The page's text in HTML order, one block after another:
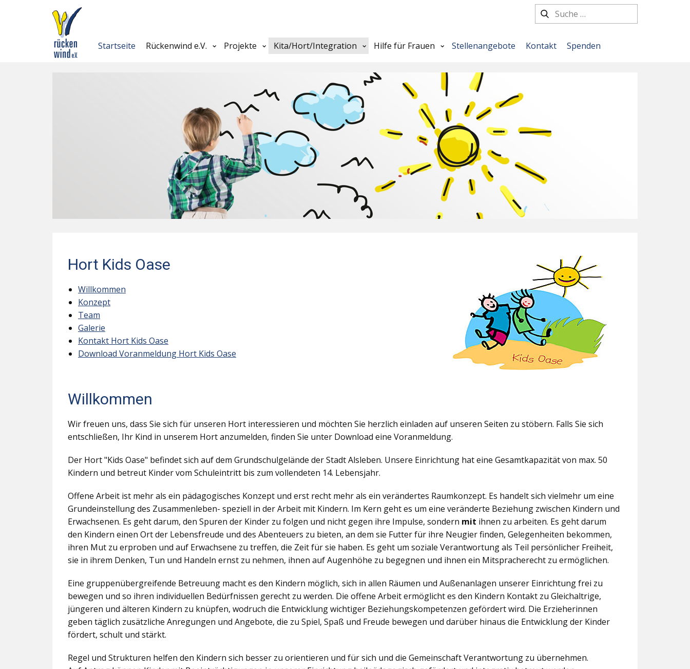
Startseite Rückenwind e.V. Projekte Kita/Hort/Integration Hilfe für Frauen Stellenangebote Kontakt Spenden
Hort Kids Oase
Willkommen
Konzept
Team
Galerie
Kontakt Hort Kids Oase
Download Voranmeldung Hort Kids Oase
Willkommen
Wir freuen uns, dass Sie sich für unseren Hort interessieren und möchten Sie herzlich einladen auf unseren Seiten zu stöbern. Falls Sie sich
entschließen, Ihr Kind in unserem Hort anzumelden, finden Sie unter Download eine Voranmeldung.
Der Hort "Kids Oase" befindet sich auf dem Grundschulgelände der Stadt Alsleben. Unsere Einrichtung hat eine Gesamtkapazität von max. 50
Kindern und betreut Kinder vom Schuleintritt bis zum vollendeten 14. Lebensjahr.
Offene Arbeit ist mehr als ein pädagogisches Konzept und erst recht mehr als ein verändertes Raumkonzept. Es handelt sich vielmehr um eine
Grundeinstellung des Zusammenleben- speziell in der Arbeit mit Kindern. Im Kern geht es um eine veränderte Beziehung zwischen Kindern und
Erwachsenen. Es geht darum, den Spuren der Kinder zu folgen und nicht gegen ihre Impulse, sondern mit ihnen zu arbeiten. Es geht darum
den Kindern einen Ort der Lebensfreude und des Abenteuers zu bieten, an dem sie Futter für ihre Neugier finden, Gelegenheiten bekommen,
ihren Mut zu erproben und auf Erwachsene zu treffen, die Zeit für sie haben. Es geht um soziale Verantwortung als Teil persönlicher Freiheit,
sie in ihrem Denken, Tun und Handeln ernst zu nehmen, ihnen auf Augenhöhe zu begegnen und ihnen ein Mitspracherecht zu ermöglichen.
Eine gruppenübergreifende Betreuung macht es den Kindern möglich, sich in allen Räumen und Außenanlagen unserer Einrichtung frei zu
bewegen und so ihren individuellen Bedürfnissen gerecht zu werden. Die offene Arbeit ermöglicht es den Kindern Kontakt zu Gleichaltrige,
jüngeren und älteren Kindern zu knüpfen, wodruch die Entwicklung wichtiger Beziehungskompetenzen gefördert wird. Die Erzieherinnen
geben täglich zusätzliche Anregungen und Angebote, die zu Spiel, Spaß und Freude bewegen und darüber hinaus die Entwicklung der Kinder
fördert, schult und stärkt.
Regel und Strukturen helfen den Kindern sich besser zu orientieren und für sich und die Gemeinschaft Verantwortung zu übernehmen.